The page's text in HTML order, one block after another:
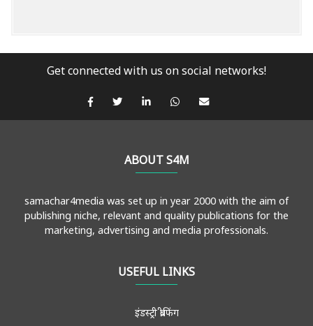
Get connected with us on social networks!
ABOUT S4M
samachar4media was set up in year 2000 with the aim of
publishing niche, relevant and quality publications for the
marketing, advertising and media professionals.
USEFUL LINKS
इंडस्ट्री ब्रीफिंग